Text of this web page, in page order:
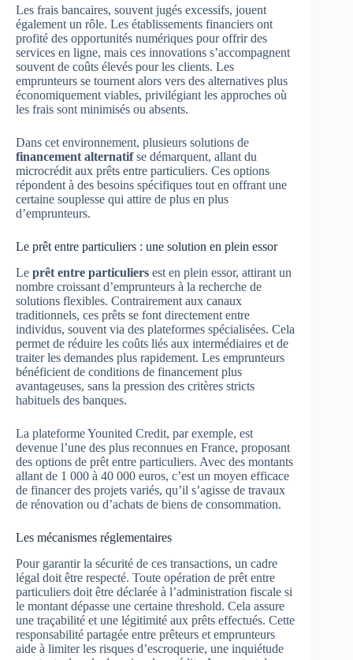
Les frais bancaires, souvent jugés excessifs, jouent
également un rôle. Les établissements financiers ont
profité des opportunités numériques pour offrir des
services en ligne, mais ces innovations s’accompagnent
souvent de coûts élevés pour les clients. Les
emprunteurs se tournent alors vers des alternatives plus
économiquement viables, privilégiant les approches où
les frais sont minimisés ou absents.
Dans cet environnement, plusieurs solutions de
financement alternatifse démarquent, allant du
microcrédit aux prêts entre particuliers. Ces options
répondent à des besoins spécifiques tout en offrant une
certaine souplesse qui attire de plus en plus
d’emprunteurs.
Le prêt entre particuliers : une solution en plein essor
Le prêt entre particuliers est en plein essor, attirant un
nombre croissant d’emprunteurs à la recherche de
solutions flexibles. Contrairement aux canaux
traditionnels, ces prêts se font directement entre
individus, souvent via des plateformes spécialisées. Cela
permet de réduire les coûts liés aux intermédiaires et de
traiter les demandes plus rapidement. Les emprunteurs
bénéficient de conditions de financement plus
avantageuses, sans la pression des critères stricts
habituels des banques.
La plateforme Younited Credit, par exemple, est
devenue l’une des plus reconnues en France, proposant
des options de prêt entre particuliers. Avec des montants
allant de 1 000 à 40 000 euros, c’est un moyen efficace
de financer des projets variés, qu’il s’agisse de travaux
de rénovation ou d’achats de biens de consommation.
Les mécanismes réglementaires
Pour garantir la sécurité de ces transactions, un cadre
légal doit être respecté. Toute opération de prêt entre
particuliers doit être déclarée à l’administration fiscale si
le montant dépasse une certaine threshold. Cela assure
une traçabilité et une légitimité aux prêts effectués. Cette
responsabilité partagée entre prêteurs et emprunteurs
aide à limiter les risques d’escroquerie, une inquiétude